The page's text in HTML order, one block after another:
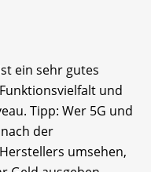
ein sehr gutes
und
Tipp: Wer 5G und
der
umsehen,